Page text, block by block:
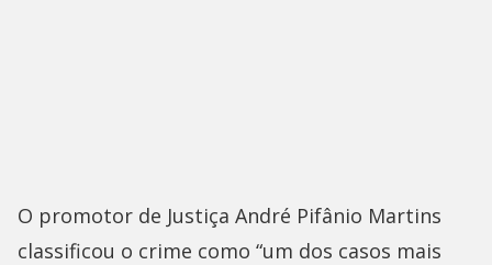
O promotor de Justiça André Pifânio Martins
classificou o crime como “um dos casos mais